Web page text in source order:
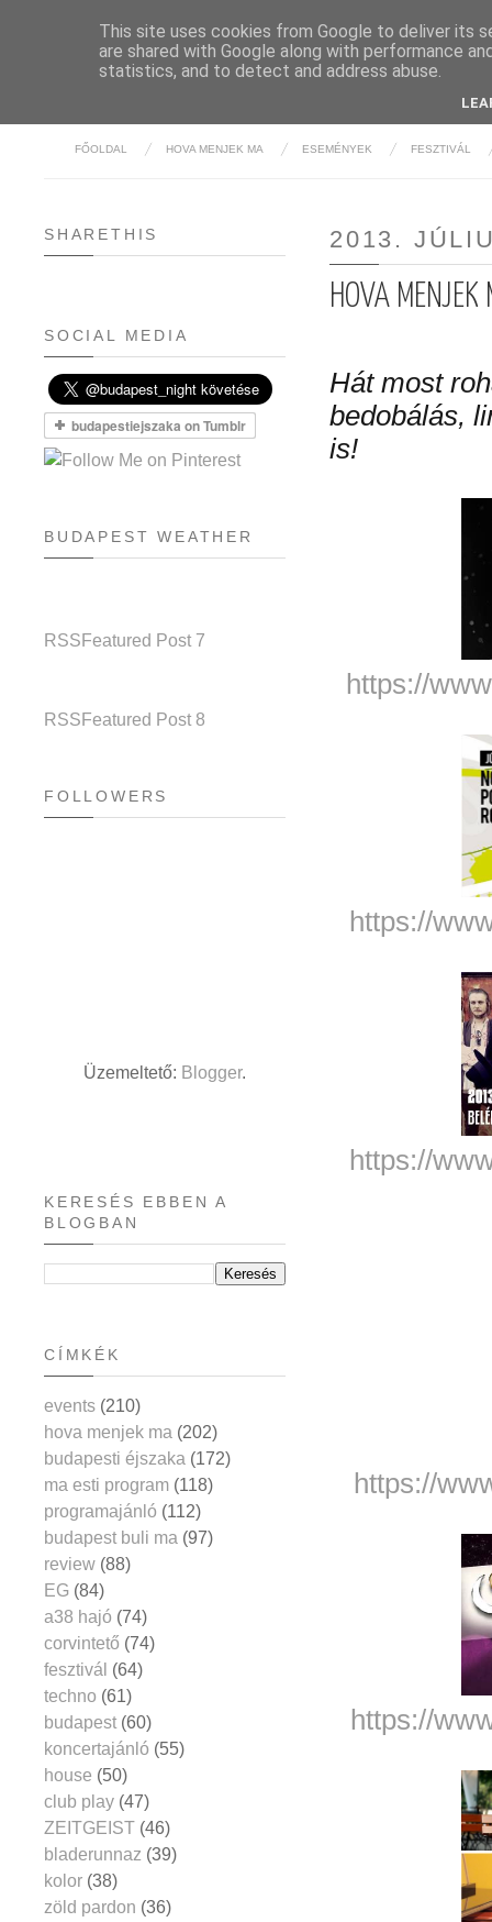
FŐOLDAL HOVA MENJEK MA ESEMÉNYEK FESZTIVÁL
2013.
HOVA
Hát most
bedobálás,
is!
https://
https://
https://
https://
https://
SHARETHIS
SOCIAL MEDIA
BUDAPEST WEATHER
RSS Featured Post 7
RSS Featured Post 8
FOLLOWERS
Üzemeltető: Blogger.
KERESÉS EBBEN A
BLOGBAN
CÍMKÉK
events (210)
hova menjek ma (202)
budapesti éjszaka (172)
ma esti program (118)
programajánló (112)
budapest buli ma (97)
review (88)
EG (84)
a38 hajó (74)
corvintető (74)
fesztivál (64)
techno (61)
budapest (60)
koncertajánló (55)
house (50)
club play (47)
ZEITGEIST (46)
bladerunnaz (39)
kolor (38)
zöld pardon (36)
This site uses cookies from Google to deliver its
are shared with Google along with performance
statistics, and to detect and address abuse.